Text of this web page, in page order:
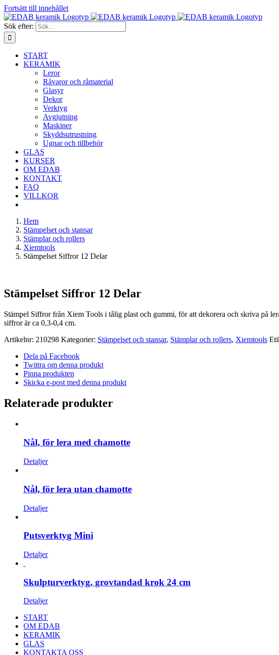
Fortsätt till innehållet
Sök efter:
START
KERAMIK
Leror
Råvaror och råmaterial
Glasyr
Dekor
Verktyg
Avgjutning
Maskiner
Skyddsutrustning
Ugnar och tillbehör
GLAS
KURSER
OM EDAB
KONTAKT
FAQ
VILLKOR
Hem
Stämpelset och stansar
Stämplar och rollers
Xiemtools
Stämpelset Siffror 12 Delar
Stämpelset Siffror 12 Delar
Stämpel Siffror från Xiem Tools i tålig plast och gummi, för att dekorera och skriva på
siffror är ca 0,3-0,4 cm.
Artikelnr: 210298 Kategorier: Stämpelset och stansar, Stämplar och rollers, Xiemtools
Dela på Facebook
Twittra om denna produkt
Pinna produkten
Skicka e-post med denna produkt
Relaterade produkter
Nål, för lera med chamotte
Detaljer
Nål, för lera utan chamotte
Detaljer
Putsverktyg Mini
Detaljer
Skulpturverktyg, grovtandad krok 24 cm
Detaljer
START
OM EDAB
KERAMIK
GLAS
KONTAKTA OSS